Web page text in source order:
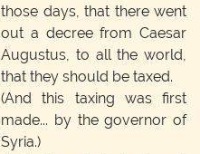
those days, that there went
out a decree from Caesar
Augustus, to all the world,
that they should be taxed.
(And this taxing was first
made... by the governor of
Syria.)